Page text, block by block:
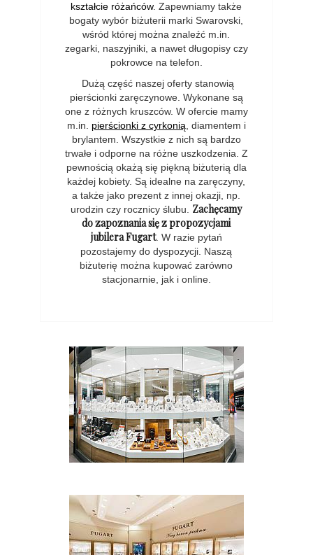
kształcie różańców. Zapewniamy także
bogaty wybór biżuterii marki Swarovski,
wśród której można znaleźć m.in.
zegarki, naszyjniki, a nawet długopisy czy
pokrowce na telefon.
Dużą część naszej oferty stanowią
pierścionki zaręczynowe. Wykonane są
one z różnych kruszców. W ofercie mamy
m.in. pierścionki z cyrkonią , diamentem i
brylantem. Wszystkie z nich są bardzo
trwałe i odporne na różne uszkodzenia. Z
pewnością okażą się piękną biżuterią dla
każdej kobiety. Są idealne na zaręczyny,
a także jako prezent z innej okazji, np.
urodzin czy rocznicy ślubu. Zachęcamy
do zapoznania się z propozycjami
jubilera Fugart. W razie pytań
pozostajemy do dyspozycji. Naszą
biżuterię można kupować zarówno
stacjonarnie, jak i online.